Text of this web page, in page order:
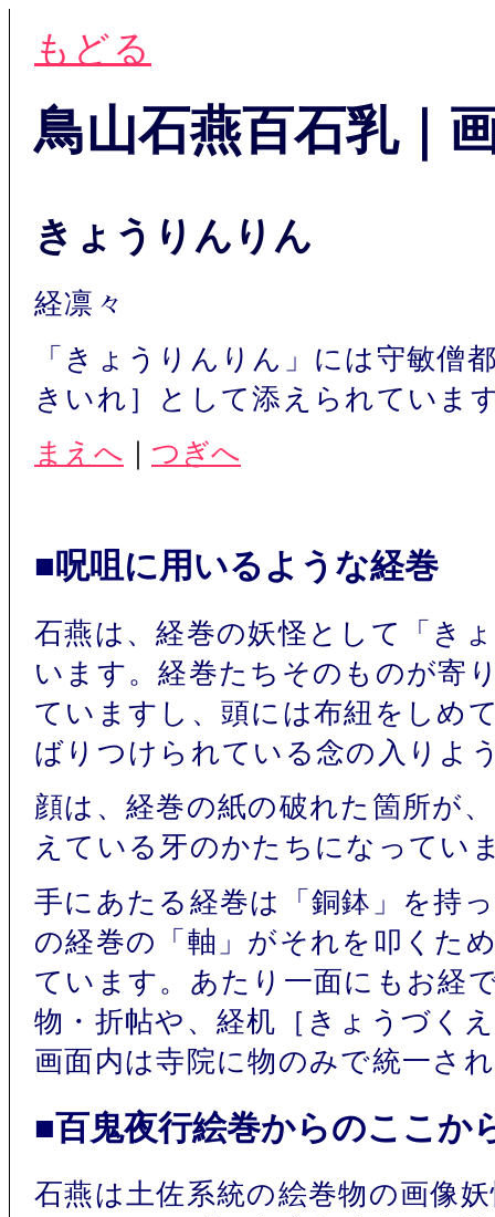
もどる
鳥山石燕百石乳｜
きょうりんりん
経凛々
「きょうりんりん」には守敏僧
きいれ］として添えられていま
まえへ
つぎへ
■呪咀に用いるような経巻
石燕は、経巻の妖怪として「き
います。経巻たちそのものが寄
ていますし、頭には布紐をしめ
ばりつけられている念の入りよ
顔は、経巻の紙の破れた箇所が
えている牙のかたちになってい
手にあたる経巻は「銅鉢」を持
の経巻の「軸」がそれを叩くた
ています。あたり一面にもお経
物・折帖や、経机［きょうづく
画面内は寺院に物のみで統一さ
■百鬼夜行絵巻からのここか
石燕は土佐系統の絵巻物の画像